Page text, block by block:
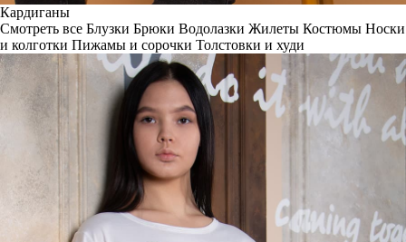
Кардиганы
Смотреть все Блузки Брюки Водолазки Жилеты Костюмы Носки
и колготки Пижамы и сорочки Толстовки и худи